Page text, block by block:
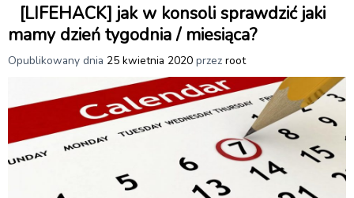
[LIFEHACK] jak w konsoli sprawdzić jaki
mamy dzień tygodnia / miesiąca?
Opublikowany dnia 25 kwietnia 2020 przez root